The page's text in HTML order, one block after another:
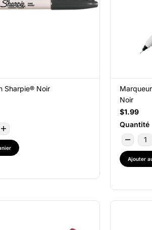
Sharpie® Noir
Noir
$1.99
Quantité
Ajouter